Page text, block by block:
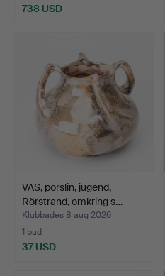
738 USD
VAS, porslin, jugend,
Rörstrand, omkring s…
Klubbades 8 aug 2026
1 bud
37 USD